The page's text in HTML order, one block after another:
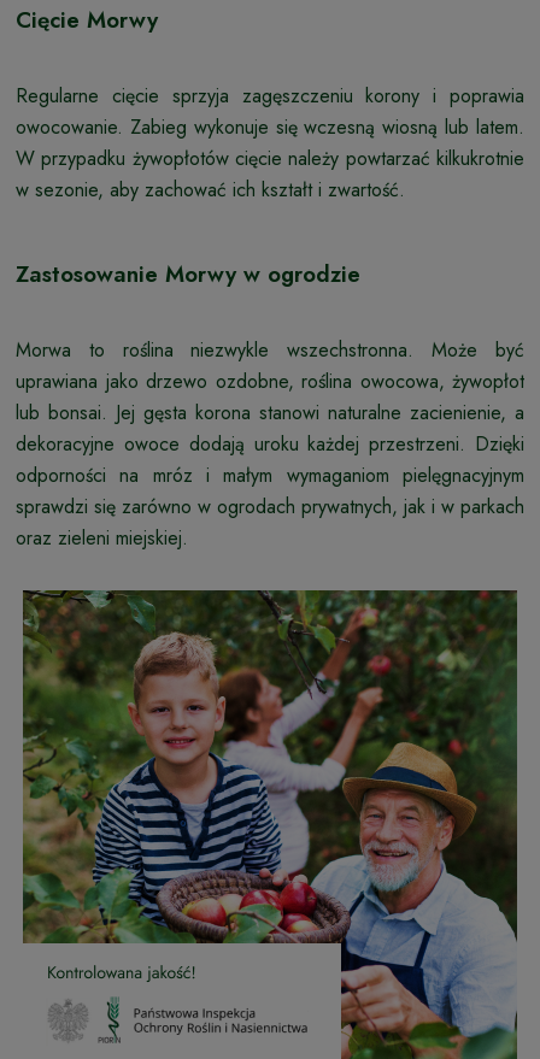
Cięcie Morwy
Regularne cięcie sprzyja zagęszczeniu korony i poprawia
owocowanie. Zabieg wykonuje się wczesną wiosną lub latem.
W przypadku żywopłotów cięcie należy powtarzać kilkukrotnie
w sezonie, aby zachować ich kształt i zwartość.
Zastosowanie Morwy w ogrodzie
Morwa to roślina niezwykle wszechstronna. Może być
uprawiana jako drzewo ozdobne, roślina owocowa, żywopłot
lub bonsai. Jej gęsta korona stanowi naturalne zacienienie, a
dekoracyjne owoce dodają uroku każdej przestrzeni. Dzięki
odporności na mróz i małym wymaganiom pielęgnacyjnym
sprawdzi się zarówno w ogrodach prywatnych, jak i w parkach
oraz zieleni miejskiej.